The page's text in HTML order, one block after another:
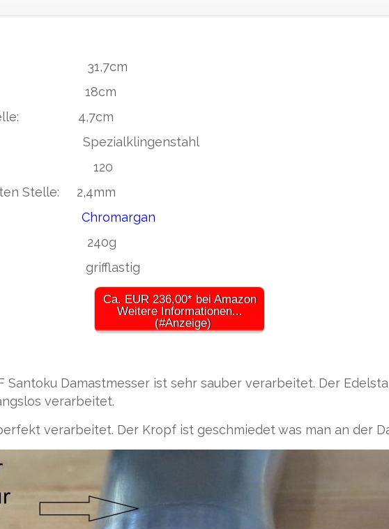
31,7cm
18cm
Stelle: 4,7cm
120
Stelle: 2,4mm
Chromargan
240g
Ca. EUR 236,00* bei Amazon
Weitere Informationen...
Damastmesser ist sehr sauber verarbeitet. Der
verarbeitet.
verarbeitet. Der Kropf ist geschmiedet was man an der